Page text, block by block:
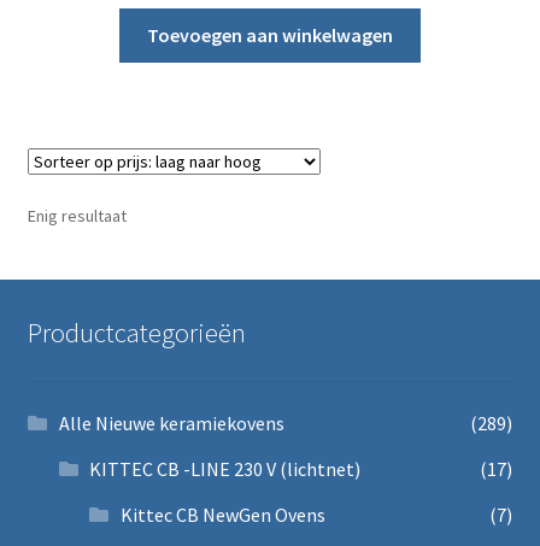
Oven onderdelen
Stapelmateriaal
Mijn account
Informatie
Toevoegen aan winkelwagen
Enig resultaat
Productcategorieën
Alle Nieuwe keramiekovens
(289)
KITTEC CB -LINE 230 V (lichtnet)
(17)
Kittec CB NewGen Ovens
(7)